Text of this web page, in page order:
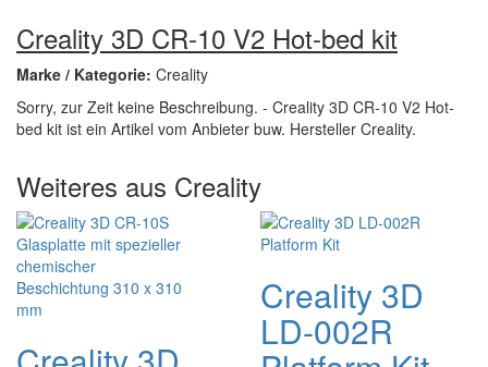
Creality 3D CR-10 V2 Hot-bed kit
Marke / Kategorie: Creality
Sorry, zur Zeit keine Beschreibung. - Creality 3D CR-10 V2 Hot-
bed kit ist ein Artikel vom Anbieter buw. Hersteller Creality.
Weiteres aus Creality
Creality 3D
LD-002R